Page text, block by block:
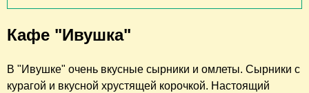
Кафе "Ивушка"
В "Ивушке" очень вкусные сырники и омлеты. Сырники с
курагой и вкусной хрустящей корочкой. Настоящий